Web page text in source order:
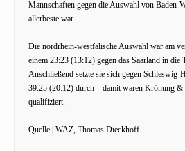
Mannschaften gegen die Auswahl von Baden-
allerbeste war.
Die nordrhein-westfälische Auswahl war am
einem 23:23 (13:12) gegen das Saarland in die
Anschließend setzte sie sich gegen
39:25 (20:12) durch – damit waren Krönung
qualifiziert.
Quelle | WAZ, Thomas Dieckhoff